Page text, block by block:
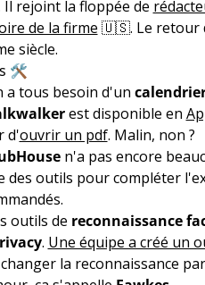
Il rejoint la floppée de
de la firme 🇺🇸. Le retour
siècle.
🛠
a tous besoin d'un
est disponible en
d'ouvrir un pdf. Malin, non ?
n'a pas encore
des outils pour compléter
outils de reconnaissance
. Une équipe a créé un
la reconnaissance